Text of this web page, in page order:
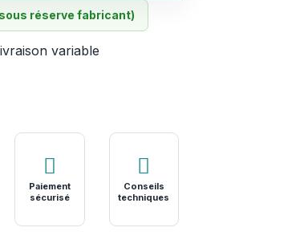
réserve fabricant)
variable
Paiement
sécurisé
Conseils
techniques